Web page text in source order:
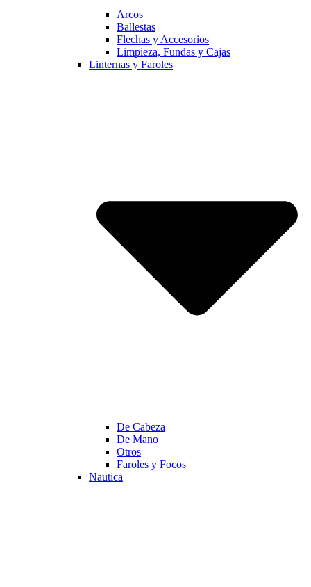
Arcos
Ballestas
Flechas y Accesorios
Limpieza, Fundas y Cajas
Linternas y Faroles
De Cabeza
De Mano
Otros
Faroles y Focos
Nautica